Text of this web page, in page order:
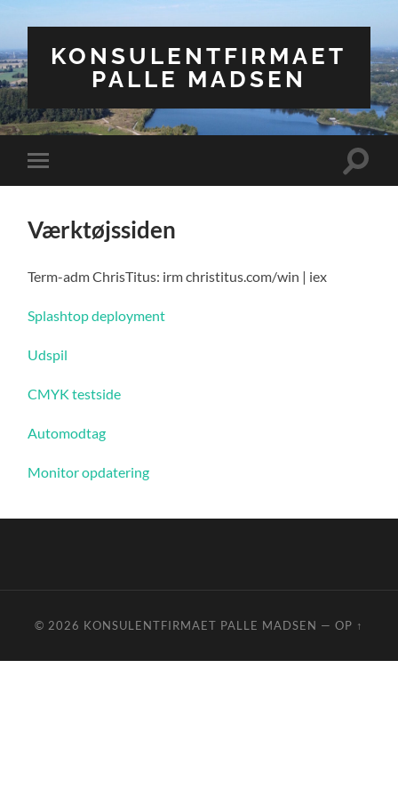
KONSULENTFIRMAET
PALLE MADSEN
Toggle
mobile
Toggle
Værktøjssiden
Term-adm ChrisTitus: irm christitus.com/win | iex
Splashtop deployment
Udspil
CMYK testside
Automodtag
Monitor opdatering
© 2026 KONSULENTFIRMAET PALLE MADSEN — OP ↑